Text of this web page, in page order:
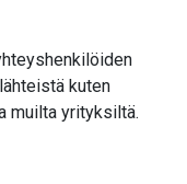
kuten
muilta yrityksiltä.